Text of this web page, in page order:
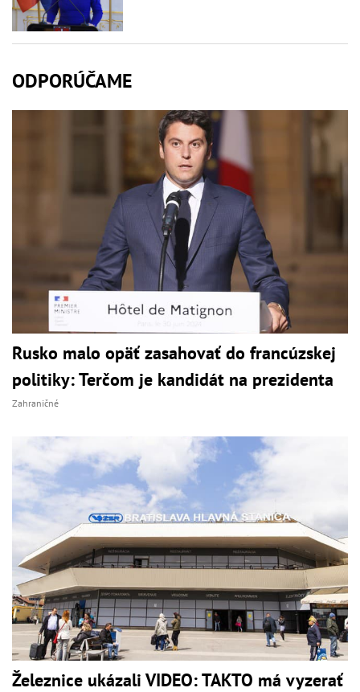
ODPORÚČAME
Rusko malo opäť zasahovať do francúzskej
politiky: Terčom je kandidát na prezidenta
Zahraničné
Železnice ukázali VIDEO: TAKTO má vyzerať